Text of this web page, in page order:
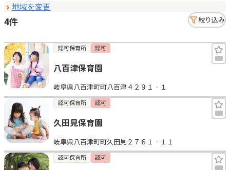
マイページ
お気に入り
見学日記
メッセージ
おすすめの園
地域を変更
4件 絞り込み
認可保育所 認可
八百津保育園
岐阜県八百津町町八百津４２９１‐１
認可保育所 認可
久田見保育園
岐阜県八百津町町久田見２７６１‐１１
認可保育所 認可